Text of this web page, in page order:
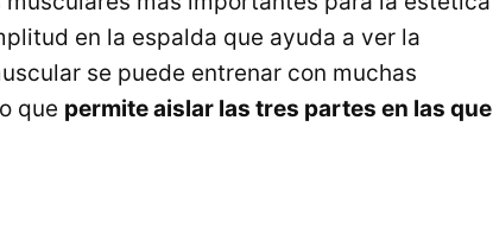
en la espalda que ayuda a ver la
se puede entrenar con muchas
que permite aislar las tres partes en las que